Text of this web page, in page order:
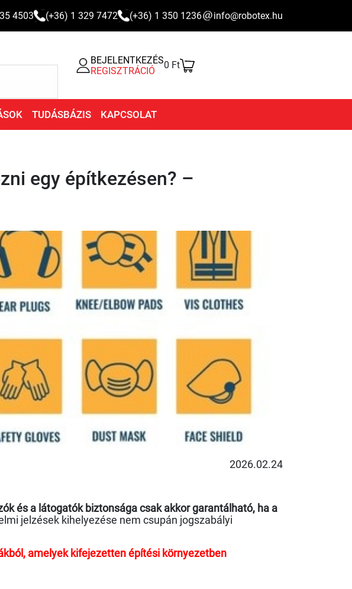
4503 (+36) 1 329 7472 (+36) 1 350 1236 info@robotex.hu
BEJELENTKEZÉS
REGISZTRÁCIÓ
0 Ft
TUDÁSBÁZIS KAPCSOLAT
egy építkezésen? –
2026.02.24
és a látogatók biztonsága csak akkor garantálható, ha a
jelzések kihelyezése nem csupán jogszabályi
amelyek kifejezetten építési környezetben